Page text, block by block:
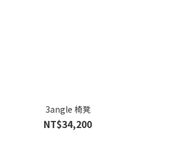
3angle 椅凳
NT$34,200